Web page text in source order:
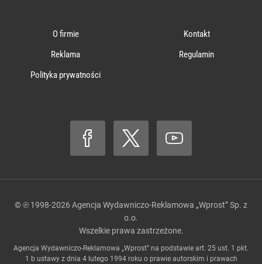
O firmie
Kontakt
Reklama
Regulamin
Polityka prywatności
© ℗ 1998-2026 Agencja Wydawniczo-Reklamowa „Wprost” Sp. z
o.o.
Wszelkie prawa zastrzeżone.
Agencja Wydawniczo-Reklamowa „Wprost” na podstawie art. 25 ust. 1 pkt.
1 b ustawy z dnia 4 lutego 1994 roku o prawie autorskim i prawach